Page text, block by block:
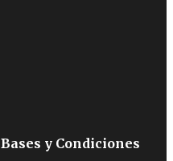
Bases y Condiciones